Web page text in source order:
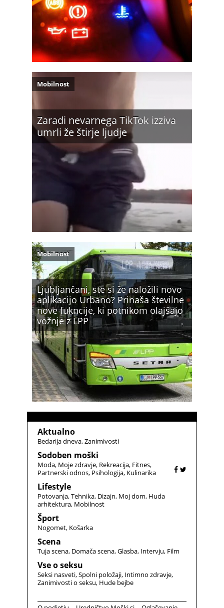
Zaradi nevarnega TikTok izziva
umrli že štirje ljudje
Mobilnost
Ljubljančani, ste si že naložili novo
aplikacijo Urbano? Prinaša številne
nove fukncije, ki potnikom olajšajo
vožnje z LPP
Mobilnost
Aktualno
Bedarija dneva Zanimivosti
Sodoben moški
Moda Moje zdravje Rekreacija Fitnes
Partnerski odnos Psihologija Kulinarika
Lifestyle
Potovanja Tehnika Dizajn Moj dom Huda
arhitektura Mobilnost
Šport
Nogomet Košarka
Scena
Tuja scena Domača scena Glasba Intervju Film
Vse o seksu
Seksi nasveti Spolni položaji Intimno zdravje
Zanimivosti o seksu Hude bejbe